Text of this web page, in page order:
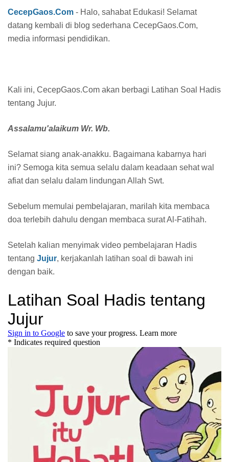
CecepGaos.Com - Halo, sahabat Edukasi! Selamat
datang kembali di blog sederhana CecepGaos.Com,
media informasi pendidikan.
Kali ini, CecepGaos.Com akan berbagi Latihan Soal Hadis
tentang Jujur.
Assalamu'alaikum Wr. Wb.
Selamat siang anak-anakku. Bagaimana kabarnya hari
ini? Semoga kita semua selalu dalam keadaan sehat wal
afiat dan selalu dalam lindungan Allah Swt.
Sebelum memulai pembelajaran, marilah kita membaca
doa terlebih dahulu dengan membaca surat Al-Fatihah.
Setelah kalian menyimak video pembelajaran Hadis
tentang Jujur, kerjakanlah latihan soal di bawah ini
dengan baik.